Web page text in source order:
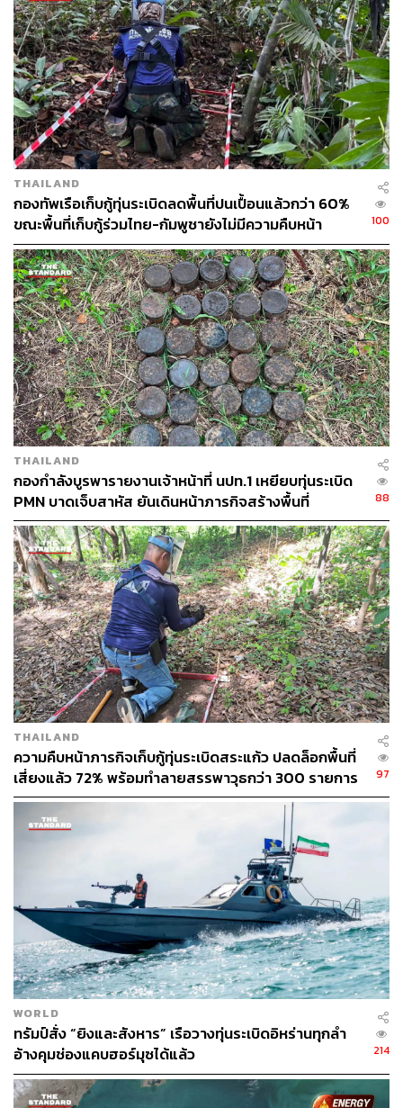
TAGS: ทุ่นระเบิด กองทัพภาคที่ 1 บ้านหนองหญ้าแก้ว
153
ABOUT THE AUTHOR
THE STANDARD TEAM
กองบรรณาธิการ THE STANDARD
THAILAND
กองทัพเรือเก็บกู้ทุ่นระเบิดลดพื้นที่ปนเปื้อนแล้วกว่า 60%
ขณะพื้นที่เก็บกู้ร่วมไทย-กัมพูชายังไม่มีความคืบหน้า
100
THAILAND
กองกำลังบูรพารายงานเจ้าหน้าที่ นปท.1 เหยียบทุ่นระเบิด
PMN บาดเจ็บสาหัส ยันเดินหน้าภารกิจสร้างพื้นที่
ปลอดภัย 100%
88
THAILAND
ความคืบหน้าภารกิจเก็บกู้ทุ่นระเบิดสระแก้ว ปลดล็อกพื้นที่
เสี่ยงแล้ว 72% พร้อมทำลายสรรพาวุธกว่า 300 รายการ
97
WORLD
ทรัมป์สั่ง “ยิงและสังหาร” เรือวางทุ่นระเบิดอิหร่านทุกลำ
อ้างคุมช่องแคบฮอร์มุซได้แล้ว
214